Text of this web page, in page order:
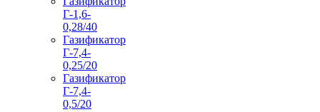
Г-1,6-
0,28/40
Газификатор
Г-7,4-
0,25/20
Газификатор
Г-7,4-
0,5/20